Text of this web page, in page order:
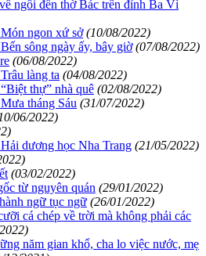
ngôi đền thờ Bác trên đỉnh Ba Vì
ngon xứ sở (10/08/2022)
sông ngày ấy, bây giờ (07/08/2022)
(06/08/2022)
làng ta (04/08/2022)
thự” nhà quê (02/08/2022)
tháng Sáu (31/07/2022)
06/2022)
dương học Nha Trang (21/05/2022)
(03/02/2022)
từ nguyên quán (29/01/2022)
ngữ tục ngữ (26/01/2022)
cá chép về trời mà không phải các
năm gian khổ, cha lo việc nước, mẹ